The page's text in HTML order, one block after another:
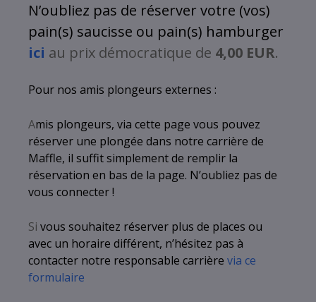
N’oubliez pas de réserver votre (vos)
pain(s) saucisse ou pain(s) hamburger
ici au prix démocratique de 4,00 EUR.
Pour nos amis plongeurs externes :
Amis plongeurs, via cette page vous pouvez
réserver une plongée dans notre carrière de
Maffle, il suffit simplement de remplir la
réservation en bas de la page. N’oubliez pas de
vous connecter !
Si vous souhaitez réserver plus de places ou
avec un horaire différent, n’hésitez pas à
contacter notre responsable carrière via ce
formulaire